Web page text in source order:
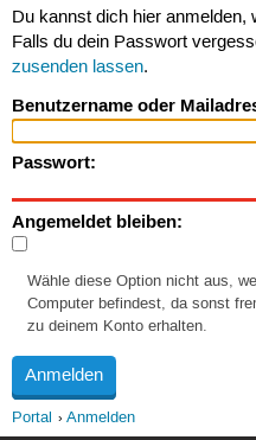
Du kannst dich hier anmelden,
Falls du dein Passwort
zusenden lassen.
Benutzername oder
Passwort:
Angemeldet bleiben:
Wähle diese Option nicht aus,
Computer befindest, da sonst
zu deinem Konto erhalten.
Portal Anmelden